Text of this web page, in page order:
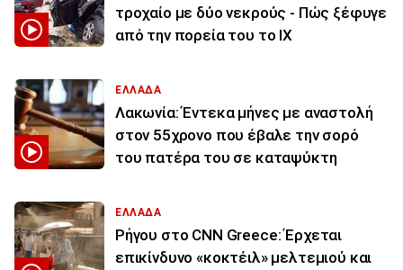
τροχαίο με δύο νεκρούς - Πώς ξέφυγε
από την πορεία του το ΙΧ
ΕΛΛΑΔΑ
Λακωνία: Έντεκα μήνες με αναστολή
στον 55χρονο που έβαλε την σορό
του πατέρα του σε καταψύκτη
ΕΛΛΑΔΑ
Ρήγου στο CNN Greece: Έρχεται
επικίνδυνο «κοκτέιλ» μελτεμιού και